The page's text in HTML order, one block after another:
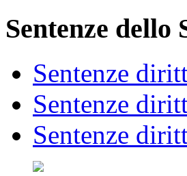
Sentenze dello
Sentenze
Sentenze
Sentenze